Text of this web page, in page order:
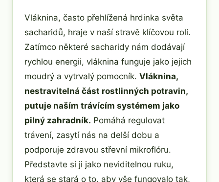
Vláknina, často přehlížená hrdinka světa
sacharidů, hraje v naší stravě klíčovou roli.
Zatímco některé sacharidy nám dodávají
rychlou energii, vláknina funguje jako jejich
moudrý a vytrvalý pomocník. Vláknina,
nestravitelná část rostlinných potravin,
putuje naším trávícím systémem jako
pilný zahradník. Pomáhá regulovat
trávení, zasytí nás na delší dobu a
podporuje zdravou střevní mikroflóru.
Představte si ji jako neviditelnou ruku,
která se stará o to, aby vše fungovalo tak,